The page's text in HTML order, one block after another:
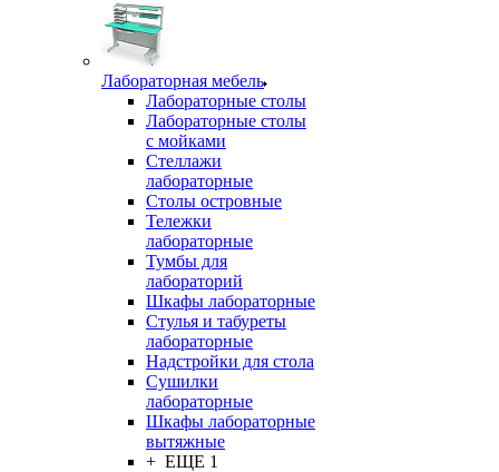
Лабораторная мебель
Лабораторные столы
Лабораторные столы
с мойками
Стеллажи
лабораторные
Столы островные
Тележки
лабораторные
Тумбы для
лабораторий
Шкафы лабораторные
Стулья и табуреты
лабораторные
Надстройки для стола
Сушилки
лабораторные
Шкафы лабораторные
вытяжные
+ ЕЩЕ 1